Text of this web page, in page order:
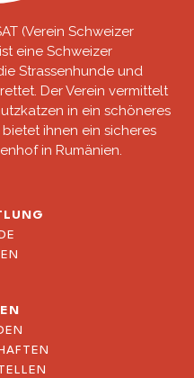
(Verein Schweizer
eine Schweizer
Strassenhunde und
Der Verein vermittelt
in ein schöneres
ihnen ein sicheres
in Rumänien.